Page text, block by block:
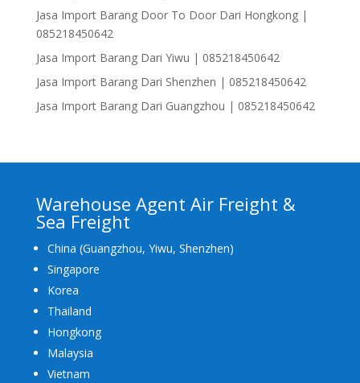
Jasa Import Barang Door To Door Dari Hongkong |
085218450642
Jasa Import Barang Dari Yiwu | 085218450642
Jasa Import Barang Dari Shenzhen | 085218450642
Jasa Import Barang Dari Guangzhou | 085218450642
Warehouse Agent Air Freight &
Sea Freight
China (Guangzhou, Yiwu, Shenzhen)
Singapore
Korea
Thailand
Hongkong
Malaysia
Vietnam